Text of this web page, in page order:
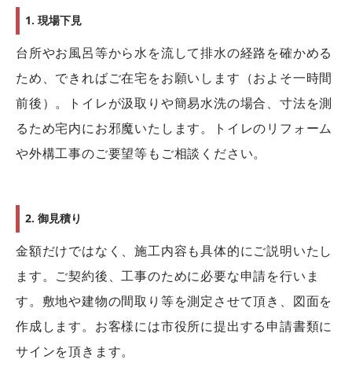
1. 現場下見
台所やお風呂等から水を流して排水の経路を確かめる
ため、できればご在宅をお願いします（およそ一時間
前後）。トイレが汲取りや簡易水洗の場合、寸法を測
るため宅内にお邪魔いたします。トイレのリフォーム
や外構工事のご要望等もご相談ください。
2. 御見積り
金額だけではなく、施工内容も具体的にご説明いたし
ます。ご契約後、工事のために必要な申請を行いま
す。敷地や建物の間取り等を測定させて頂き、図面を
作成します。お客様には市役所に提出する申請書類に
サインを頂きます。